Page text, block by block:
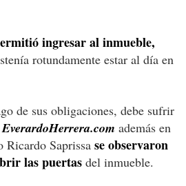
ingresar al inmueble,
rotundamente estar al día en
de sus obligaciones, debe sufrir
EverardoHerrera.com además en
Ricardo Saprissa se observaron
las puertas del inmueble.